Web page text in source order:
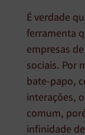
É verdade
ferramenta
empresas
sociais. Por
bate-papo,
interações,
comum,
infinidade